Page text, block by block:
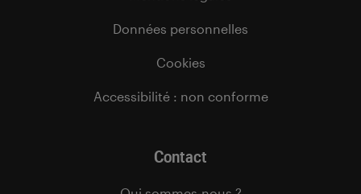
Données personnelles
Cookies
Accessibilité : non conforme
Contact